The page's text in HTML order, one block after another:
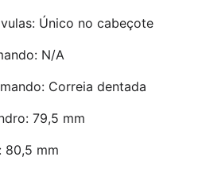
Único no cabeçote
N/A
Correia dentada
79,5 mm
80,5 mm